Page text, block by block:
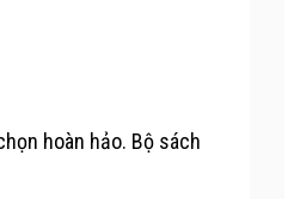
hoàn hảo. Bộ sách